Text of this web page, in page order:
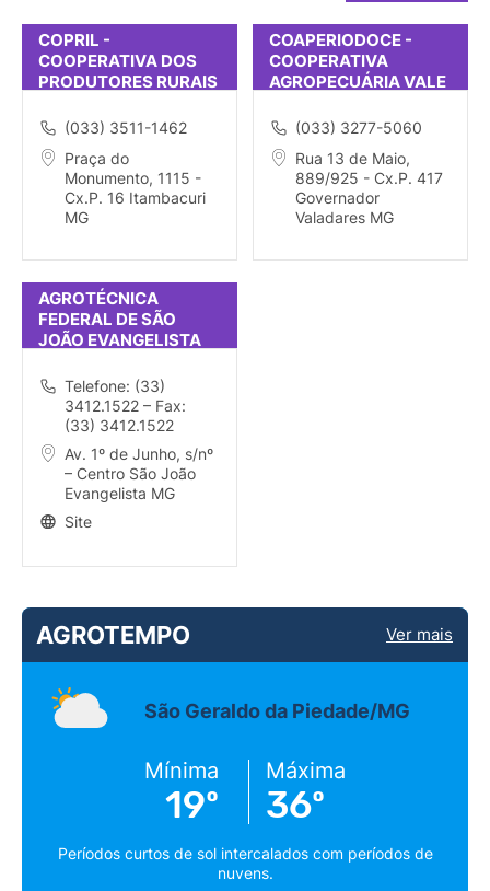
COPRIL -
COOPERATIVA DOS
PRODUTORES RURAIS
(033) 3511-1462
Praça do
Monumento, 1115 -
Cx.P. 16 Itambacuri
MG
COAPERIODOCE -
COOPERATIVA
AGROPECUÁRIA VALE
(033) 3277-5060
Rua 13 de Maio,
889/925 - Cx.P. 417
Governador
Valadares MG
AGROTÉCNICA
FEDERAL DE SÃO
JOÃO EVANGELISTA
Telefone: (33)
3412.1522 – Fax:
(33) 3412.1522
Av. 1º de Junho, s/nº
– Centro São João
Evangelista MG
Site
AGROTEMPO Ver mais
São Geraldo da Piedade/MG
Mínima
19º
Máxima
36º
Períodos curtos de sol intercalados com períodos de
nuvens.